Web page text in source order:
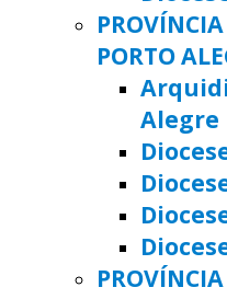
PORTO
Alegre